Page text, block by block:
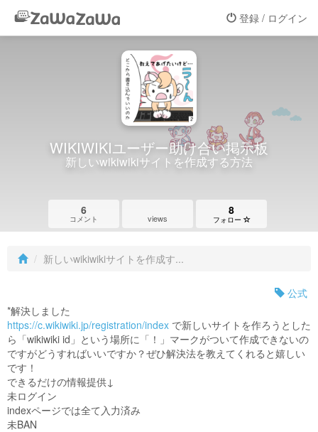
登録 / ログイン
WIKIWIKIユーザー助け合い掲示板
新しいwikiwikiサイトを作成する方法
6
コメント views
8
フォロー
新しいwikiwikiサイトを作成す...
公式
*解決しました
https://c.wikiwiki.jp/registration/index で新しいサイトを作ろうとした
ら「wikiwiki id」という場所に「！」マークがついて作成できないの
ですがどうすればいいですか？ぜひ解決法を教えてくれると嬉しい
です！
できるだけの情報提供↓
未ログイン
indexページでは全て入力済み
未BAN